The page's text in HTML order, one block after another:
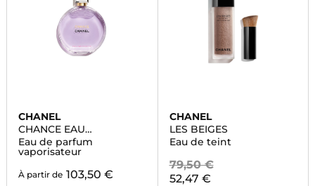
CHANEL
CHANCE EAU
SPLENDIDE
Eau de parfum
vaporisateur
À partir de 103,50 €
CHANEL
LES BEIGES
Eau de teint
79,50 €
52,47 €